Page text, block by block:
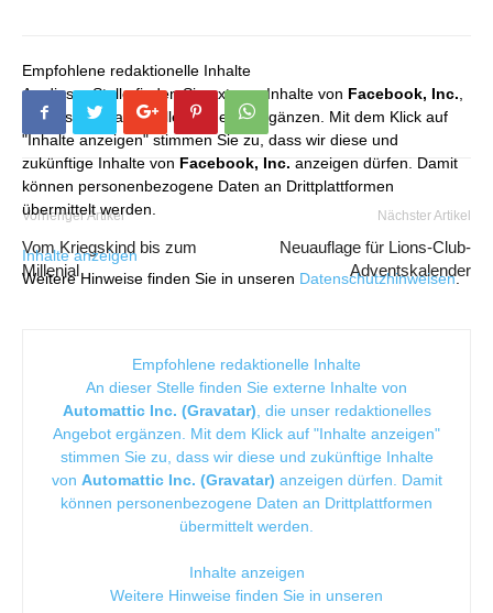
Empfohlene redaktionelle Inhalte
An dieser Stelle finden Sie externe Inhalte von Facebook, Inc.
die unser redaktionelles Angebot ergänzen. Mit dem Klick auf
"Inhalte anzeigen" stimmen Sie zu, dass wir diese und
zukünftige Inhalte von Facebook, Inc. anzeigen dürfen. Damit
können personenbezogene Daten an Drittplattformen
übermittelt werden.
Inhalte anzeigen
Weitere Hinweise finden Sie in unseren Datenschutzhinweisen.
Vorheriger Artikel
Vom Kriegskind bis zum
Millenial
Nächster Artikel
Neuauflage für Lions-Club-
Adventskalender
Empfohlene redaktionelle Inhalte
An dieser Stelle finden Sie externe Inhalte von
Automattic Inc. (Gravatar) , die unser redaktionelles
Angebot ergänzen. Mit dem Klick auf "Inhalte anzeigen"
stimmen Sie zu, dass wir diese und zukünftige Inhalte
von Automattic Inc. (Gravatar) anzeigen dürfen. Damit
können personenbezogene Daten an Drittplattformen
übermittelt werden.
Inhalte anzeigen
Weitere Hinweise finden Sie in unseren